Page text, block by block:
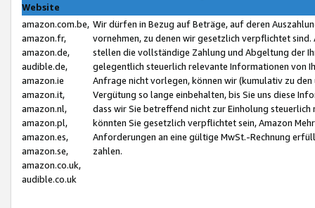
Website
amazon.com.be,
amazon.fr,
amazon.de,
audible.de,
amazon.ie
amazon.it,
amazon.nl,
amazon.pl,
amazon.es,
amazon.se,
amazon.co.uk,
audible.co.uk
Wir dürfen in Bezug auf Beträge, auf deren
vornehmen, zu denen wir gesetzlich verpflichtet
stellen die vollständige Zahlung und Abgeltung der
gelegentlich steuerlich relevante Informationen von
Anfrage nicht vorlegen, können wir (kumulativ zu
Vergütung so lange einbehalten, bis Sie uns diese
dass wir Sie betreffend nicht zur Einholung
könnten Sie gesetzlich verpflichtet sein, Amazon
Anforderungen an eine gültige MwSt.-Rechnung
zahlen.